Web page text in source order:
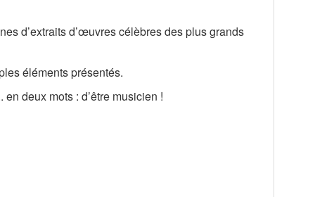
d’extraits d’œuvres célèbres des plus grands
éléments présentés.
deux mots : d’être musicien !